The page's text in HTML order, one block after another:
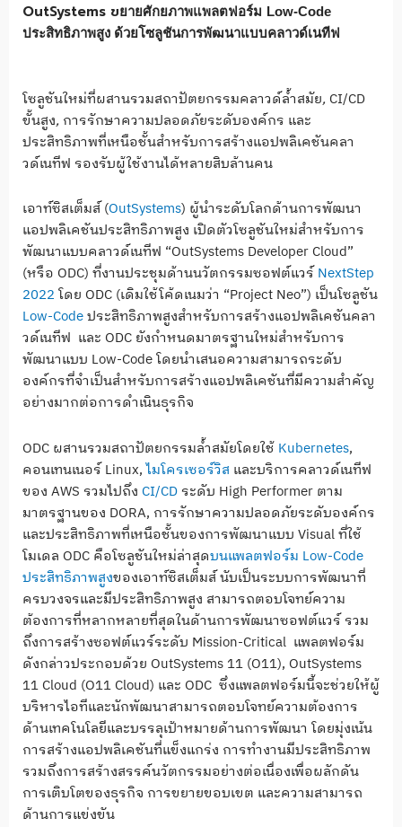
OutSystems ขยายศักยภาพแพลตฟอร์ม Low-Code
ประสิทธิภาพสูง ด้วยโซลูชันการพัฒนาแบบคลาวด์เนทีฟ
โซลูชันใหม่ที่ผสานรวมสถาปัตยกรรมคลาวด์ล้ำสมัย, CI/CD
ขั้นสูง, การรักษาความปลอดภัยระดับองค์กร และ
ประสิทธิภาพที่เหนือชั้นสำหรับการสร้างแอปพลิเคชันคลา
วด์เนทีฟ รองรับผู้ใช้งานได้หลายสิบล้านคน
เอาท์ซิสเต็มส์ (OutSystems) ผู้นำระดับโลกด้านการพัฒนา
แอปพลิเคชันประสิทธิภาพสูง เปิดตัวโซลูชันใหม่สำหรับการ
พัฒนาแบบคลาวด์เนทีฟ “OutSystems Developer Cloud”
(หรือ ODC) ที่งานประชุมด้านนวัตกรรมซอฟต์แวร์NextStep
2022 โดย ODC (เดิมใช้โค้ดเนมว่า “Project Neo”) เป็นโซลูชัน
Low-Codeประสิทธิภาพสูงสำหรับการสร้างแอปพลิเคชันคลา
วด์เนทีฟ และ ODC ยังกำหนดมาตรฐานใหม่สำหรับการ
พัฒนาแบบ Low-Code โดยนำเสนอความสามารถระดับ
องค์กรที่จำเป็นสำหรับการสร้างแอปพลิเคชันที่มีความสำคัญ
อย่างมากต่อการดำเนินธุรกิจ
ODC ผสานรวมสถาปัตยกรรมล้ำสมัยโดยใช้ Kubernetes,
คอนเทนเนอร์ Linux,ไมโครเซอร์วิส และบริการคลาวด์เนทีฟ
ของ AWS รวมไปถึง CI/CD ระดับ High Performer ตาม
มาตรฐานของ DORA, การรักษาความปลอดภัยระดับองค์กร
และประสิทธิภาพที่เหนือชั้นของการพัฒนาแบบ Visual ที่ใช้
โมเดล ODC คือโซลูชันใหม่ล่าสุดบนแพลตฟอร์ม Low-Code
ประสิทธิภาพสูงของเอาท์ซิสเต็มส์ นับเป็นระบบการพัฒนาที่
ครบวงจรและมีประสิทธิภาพสูง สามารถตอบโจทย์ความ
ต้องการที่หลากหลายที่สุดในด้านการพัฒนาซอฟต์แวร์ รวม
ถึงการสร้างซอฟต์แวร์ระดับ Mission-Critical แพลตฟอร์ม
ดังกล่าวประกอบด้วย OutSystems 11 (O11), OutSystems
11 Cloud (O11 Cloud) และ ODC ซึ่งแพลตฟอร์มนี้จะช่วยให้ผู้
บริหารไอทีและนักพัฒนาสามารถตอบโจทย์ความต้องการ
ด้านเทคโนโลยีและบรรลุเป้าหมายด้านการพัฒนา โดยมุ่งเน้น
การสร้างแอปพลิเคชันที่แข็งแกร่ง การทำงานมีประสิทธิภาพ
รวมถึงการสร้างสรรค์นวัตกรรมอย่างต่อเนื่องเพื่อผลักดัน
การเติบโตของธุรกิจ การขยายขอบเขต และความสามารถ
ด้านการแข่งขัน